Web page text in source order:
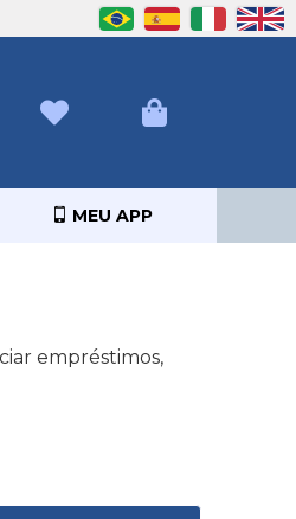
MEU APP
empréstimos,